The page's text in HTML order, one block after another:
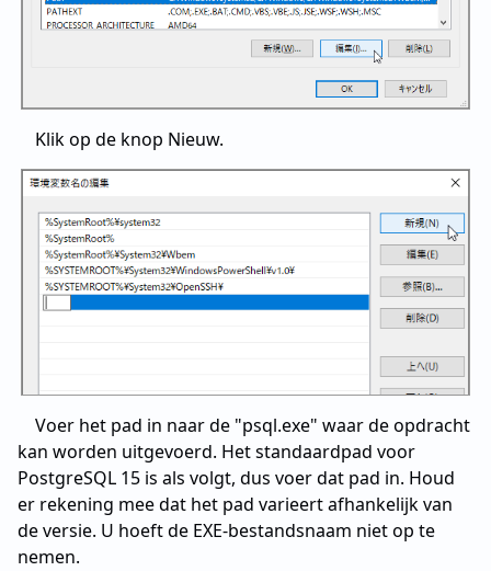
Klik op de knop Nieuw.
Voer het pad in naar de "psql.exe" waar de opdracht
kan worden uitgevoerd. Het standaardpad voor
PostgreSQL 15 is als volgt, dus voer dat pad in. Houd
er rekening mee dat het pad varieert afhankelijk van
de versie. U hoeft de EXE-bestandsnaam niet op te
nemen.